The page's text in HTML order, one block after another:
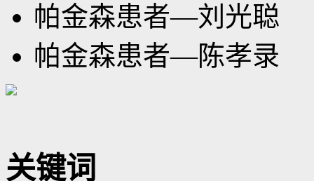
帕金森患者—刘光聪
帕金森患者—陈孝录
关键词